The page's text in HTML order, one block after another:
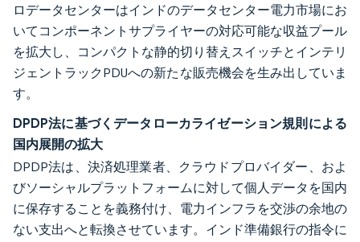
ロデータセンターはインドのデータセンター電力市場にお
いてコンポーネントサプライヤーの対応可能な収益プール
を拡大し、コンパクトな静的切り替えスイッチとインテリ
ジェントラックPDUへの新たな販売機会を生み出していま
す。
DPDP法に基づくデータローカライゼーション規則による
国内展開の拡大
DPDP法は、決済処理業者、クラウドプロバイダー、およ
びソーシャルプラットフォームに対して個人データを国内
に保存することを義務付け、電力インフラを交渉の余地の
ない支出へと転換させています。インド準備銀行の指令に